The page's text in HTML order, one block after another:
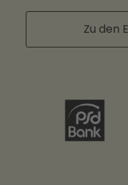
Zu den